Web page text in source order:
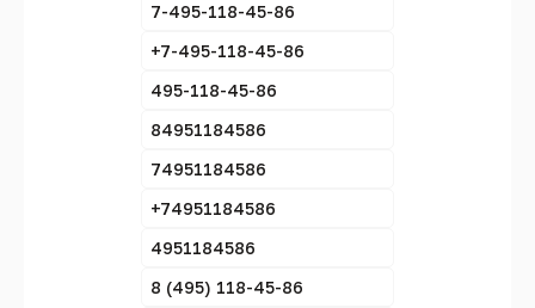
7-495-118-45-86
+7-495-118-45-86
495-118-45-86
84951184586
74951184586
+74951184586
4951184586
8 (495) 118-45-86